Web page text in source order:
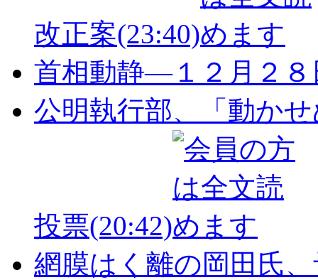
改正案(23:40)
首相動静―１２月２８
公明執行部、「動か
投票(20:42)
網膜はく離の岡田氏